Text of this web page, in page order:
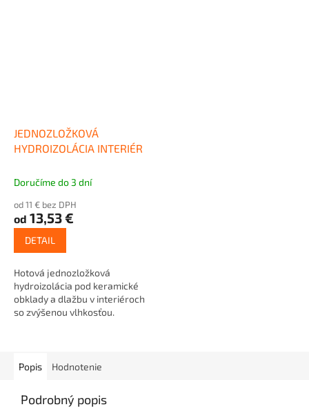
JEDNOZLOŽKOVÁ
HYDROIZOLÁCIA INTERIÉR
Doručíme do 3 dní
od 11 € bez DPH
od 13,53 €
DETAIL
Hotová jednozložková
hydroizolácia pod keramické
obklady a dlažbu v interiéroch
so zvýšenou vlhkosťou.
Popis Hodnotenie
Podrobný popis